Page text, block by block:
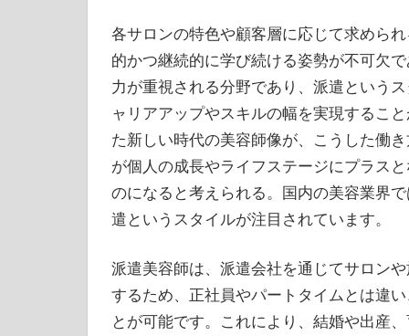
各サロンの特色や顧客層に応じて求めら
的かつ継続的に学び続ける姿勢が不可欠
力が重視される分野であり、派遣という
ャリアアップやスキルの幅を実現するこ
た新しい時代の美容師像が、こうした働
が個人の成長やライフステージにプラス
のになると考えられる。国内の美容業界
遣というスタイルが注目されています。
派遣美容師は、派遣会社を通じてサロン
するため、正社員やパートタイムとは違
とが可能です。これにより、結婚や出産